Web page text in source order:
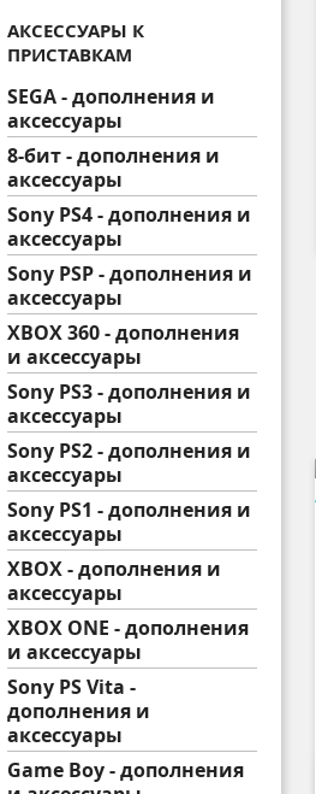
АКСЕССУАРЫ К
ПРИСТАВКАМ
SEGA - дополнения и
аксессуары
8-бит - дополнения и
аксессуары
Sony PS4 - дополнения и
аксессуары
Sony PSP - дополнения и
аксессуары
XBOX 360 - дополнения
и аксессуары
Sony PS3 - дополнения и
аксессуары
Sony PS2 - дополнения и
аксессуары
Sony PS1 - дополнения и
аксессуары
XBOX - дополнения и
аксессуары
XBOX ONE - дополнения
и аксессуары
Sony PS Vita -
дополнения и
аксессуары
Game Boy - дополнения